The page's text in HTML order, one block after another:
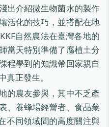
出介紹微生物菌水的製作
活化的技巧，並搭配在地
自然農法在臺灣各地的
當天特別準備了腐植土分
程學到的知識帶回家親自
真正發生。
的農友參與，其中不乏產
、養蜂場經營者、食品業
不同領域間的高度關注與